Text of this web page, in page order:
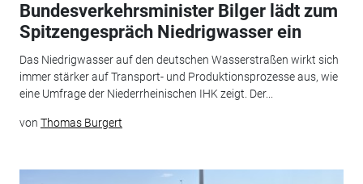
Bundesverkehrsminister Bilger lädt zum
Spitzengespräch Niedrigwasser ein
Das Niedrigwasser auf den deutschen Wasserstraßen wirkt sich
immer stärker auf Transport- und Produktionsprozesse aus, wie
eine Umfrage der Niederrheinischen IHK zeigt. Der...
von Thomas Burgert